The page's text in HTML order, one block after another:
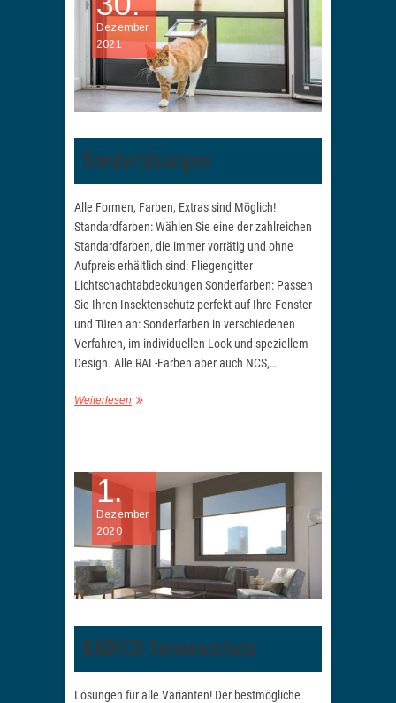
Dezember
2021
Sonderlösungen
Alle Formen, Farben, Extras sind Möglich!
Standardfarben: Wählen Sie eine der zahlreichen
Standardfarben, die immer vorrätig und ohne
Aufpreis erhältlich sind: Fliegengitter
Lichtschachtabdeckungen Sonderfarben: Passen
Sie Ihren Insektenschutz perfekt auf Ihre Fenster
und Türen an: Sonderfarben in verschiedenen
Verfahren, im individuellen Look und speziellem
Design. Alle RAL-Farben aber auch NCS,…
Weiterlesen
1.
Dezember
2020
KADECO Sonnenschutz
Lösungen für alle Varianten! Der bestmögliche